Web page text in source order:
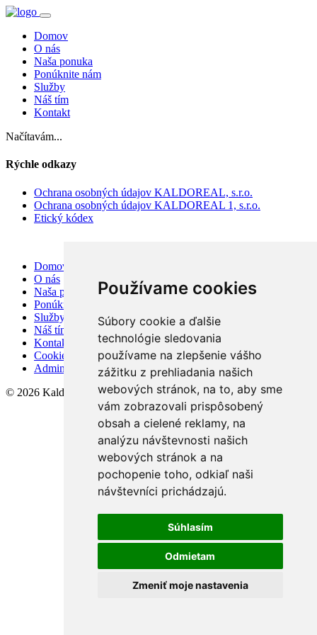
Používame cookies
Súbory cookie a ďalšie
technológie sledovania
používame na zlepšenie vášho
zážitku z prehliadania našich
webových stránok, na to, aby sme
vám zobrazovali prispôsobený
obsah a cielené reklamy, na
analýzu návštevnosti našich
webových stránok a na
pochopenie toho, odkiaľ naši
návštevníci prichádzajú.
Súhlasím
Odmietam
Zmeniť moje nastavenia
Domov
O nás
Naša ponuka
Ponúknite nám
Služby
Náš tím
Kontakt
Načítavám...
Rýchle odkazy
Ochrana osobných údajov KALDOREAL, s.r.o.
Ochrana osobných údajov KALDOREAL 1, s.r.o.
Etický kódex
Domov
O nás
Naša ponuka
Ponúknite nám
Služby
Náš tím
Kontakt
Cookies
Admin
© 2026 KaldoReal